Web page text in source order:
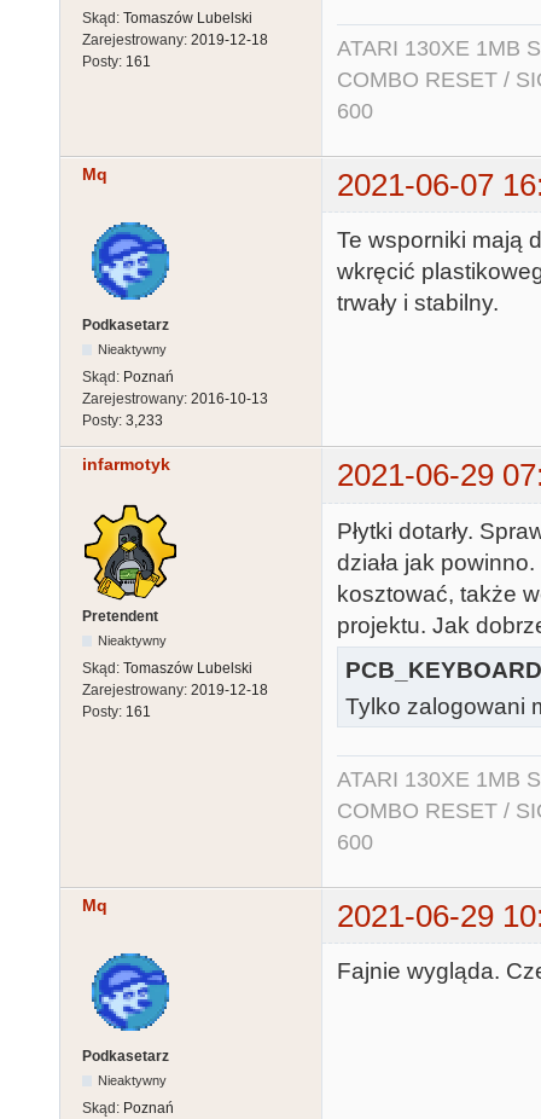
Skąd: Tomaszów Lubelski
Zarejestrowany: 2019-12-18
Posty: 161
ATARI 130XE 1MB
COMBO RESET /
600
Mq 2021-06-07
Podkasetarz
Nieaktywny
Skąd: Poznań
Zarejestrowany: 2016-10-13
Posty: 3,233
Te wsporniki mają
wkręcić
trwały i stabilny.
infarmotyk 2021-06-29
Pretendent
Nieaktywny
Skąd: Tomaszów Lubelski
Zarejestrowany: 2019-12-18
Posty: 161
Płytki dotarły.
działa jak
kosztować, także
projektu. Jak
Tylko zalogowani
ATARI 130XE 1MB
COMBO RESET /
600
Mq 2021-06-29
Podkasetarz
Nieaktywny
Skąd: Poznań
Fajnie wygląda.